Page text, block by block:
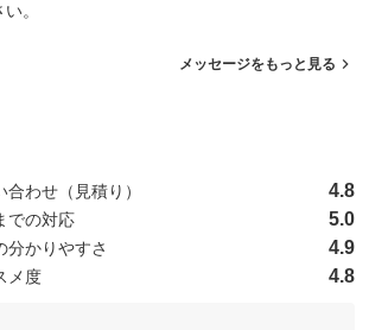
。
メッセージをもっと見る
点満点中）
合わせ（見積り） 4.8
での対応 5.0
分かりやすさ 4.9
メ度 4.8